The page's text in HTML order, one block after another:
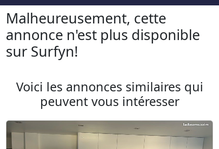
Malheureusement, cette
annonce n'est plus disponible
sur Surfyn!
Voici les annonces similaires qui
peuvent vous intéresser